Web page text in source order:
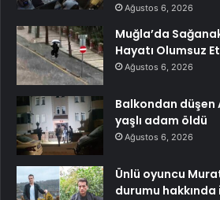
Ağustos 6, 2026
Muğla’da
Hayatı Olumsuz
Ağustos 6, 2026
Balkondan düşen
yaşlı adam öldü
Ağustos 6, 2026
Ünlü oyuncu
durumu